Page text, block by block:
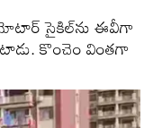
మోటార్ సైకిల్‌ను ఈవీగా
కొంచెం వింతగా